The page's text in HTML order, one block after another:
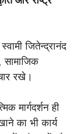
जितेन्द्रानंद
सामाजिक
रखे।
मार्गदर्शन ही
का भी कार्य